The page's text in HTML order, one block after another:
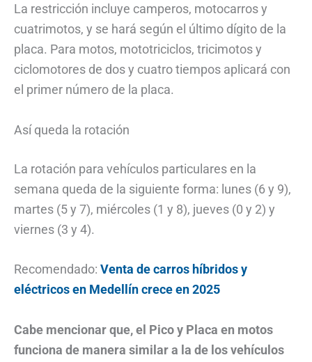
La restricción incluye camperos, motocarros y
cuatrimotos, y se hará según el último dígito de la
placa. Para motos, mototriciclos, tricimotos y
ciclomotores de dos y cuatro tiempos aplicará con
el primer número de la placa.
Así queda la rotación
La rotación para vehículos particulares en la
semana queda de la siguiente forma: lunes (6 y 9),
martes (5 y 7), miércoles (1 y 8), jueves (0 y 2) y
viernes (3 y 4).
Recomendado: Venta de carros híbridos y
eléctricos en Medellín crece en 2025
Cabe mencionar que, el Pico y Placa en motos
funciona de manera similar a la de los vehículos